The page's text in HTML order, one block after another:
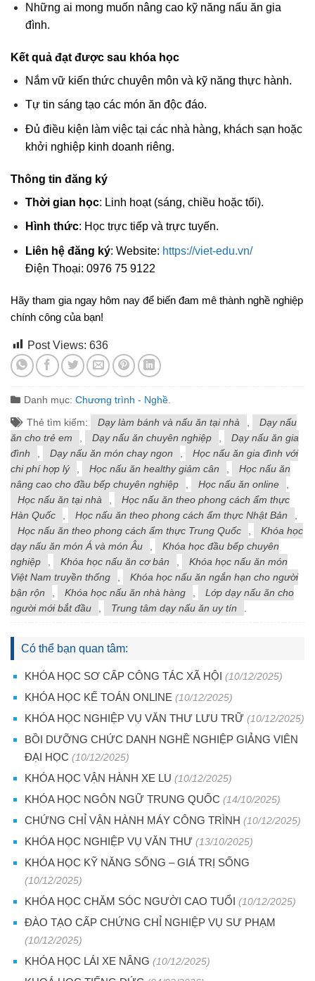
Những ai mong muốn nâng cao kỹ năng nấu ăn gia
đình.
Kết quả đạt được sau khóa học
Nắm vữ kiến thức chuyên môn và kỹ năng thực hành.
Tự tin sáng tạo các món ăn độc đáo.
Đủ điều kiện làm việc tại các nhà hàng, khách sạn hoặc
khởi nghiệp kinh doanh riêng.
Thông tin đăng ký
Thời gian học: Linh hoạt (sáng, chiều hoặc tối).
Hình thức: Học trực tiếp và trực tuyến.
Liên hệ đăng ký: Website: https://viet-edu.vn/
Điện Thoại: 0976 75 9122
Hãy tham gia ngay hôm nay để biến đam mê thành nghề nghiệp
chính công của bạn!
Post Views: 636
Danh mục: Chương trình - Nghề
Thẻ tìm kiếm:
Dạy làm bánh và nấu ăn tại nhà
Dạy nấu
ăn cho trẻ em
Dạy nấu ăn chuyên nghiệp
Dạy nấu ăn gia
đình
Dạy nấu ăn món chay ngon
Học nấu ăn gia đình với
chi phí hợp lý
Học nấu ăn healthy giảm cân
Học nấu ăn
nâng cao cho đầu bếp chuyên nghiệp
Học nấu ăn online
Học nấu ăn tại nhà
Học nấu ăn theo phong cách ẩm thực
Hàn Quốc
Học nấu ăn theo phong cách ẩm thực Nhật Bản
Học nấu ăn theo phong cách ẩm thực Trung Quốc
Khóa học
dạy nấu ăn món Á và món Âu
Khóa học đầu bếp chuyên
nghiệp
Khóa học nấu ăn cơ bản
Khóa học nấu ăn món
Việt Nam truyền thống
Khóa học nấu ăn ngắn hạn cho người
bận rộn
Khóa học nấu ăn nhà hàng
Lớp dạy nấu ăn cho
người mới bắt đầu
Trung tâm dạy nấu ăn uy tín
Có thể bạn quan tâm:
KHÓA HỌC SƠ CẤP CÔNG TÁC XÃ HỘI (10/12/2025)
KHÓA HỌC KẾ TOÁN ONLINE (10/12/2025)
KHÓA HỌC NGHIỆP VỤ VĂN THƯ LƯU TRỮ (10/12/2025)
BỒI DƯỠNG CHỨC DANH NGHỀ NGHIỆP GIẢNG VIÊN
ĐẠI HỌC (10/12/2025)
KHÓA HỌC VẬN HÀNH XE LU (10/12/2025)
KHÓA HỌC NGÔN NGỮ TRUNG QUỐC (14/10/2025)
CHỨNG CHỈ VẬN HÀNH MÁY CÔNG TRÌNH (10/12/2025)
KHÓA HỌC NGHIỆP VỤ VĂN THƯ (13/10/2025)
KHÓA HỌC KỸ NĂNG SỐNG – GIÁ TRỊ SỐNG
(10/12/2025)
KHÓA HỌC CHĂM SÓC NGƯỜI CAO TUỔI (10/12/2025)
ĐÀO TẠO CẤP CHỨNG CHỈ NGHIỆP VỤ SƯ PHẠM
(10/12/2025)
KHÓA HỌC LÁI XE NÂNG (10/12/2025)